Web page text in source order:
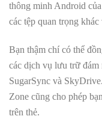
thông minh Android
các tệp quan trọng khác
Bạn thậm chí có thể
các dịch vụ lưu trữ
SugarSync và
Zone cũng cho phép
trên thẻ.